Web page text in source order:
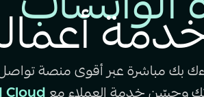
بك مباشرة عبر أقوى منصة تواصل